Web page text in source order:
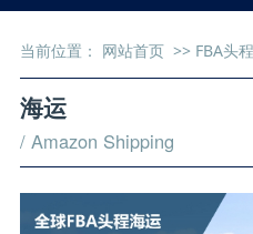
当前位置： 网站首页>> FBA头程
海运
/ Amazon Shipping